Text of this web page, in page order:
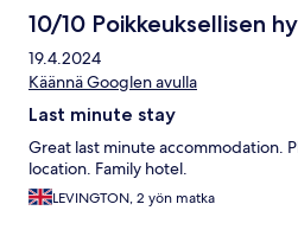
10/10 Poikkeuksellisen
19.4.2024
Käännä Googlen avulla
Last minute stay
Great last minute accommodation.
location. Family hotel.
LEVINGTON, 2 yön matka